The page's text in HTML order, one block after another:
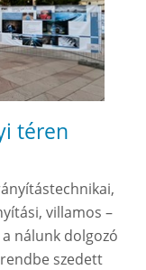
téren
villamos –
nálunk dolgozó
szedett